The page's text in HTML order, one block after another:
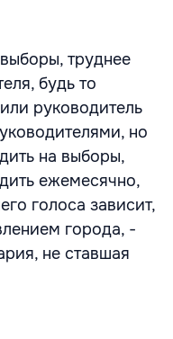
труднее
будь то
руководитель
но
на выборы,
ежемесячно,
голоса зависит,
города, -
не ставшая